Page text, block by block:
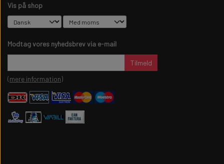
Vis på shop
Modtag vores nyhedsbrev via e-mail
Tilmeld
(mere information)